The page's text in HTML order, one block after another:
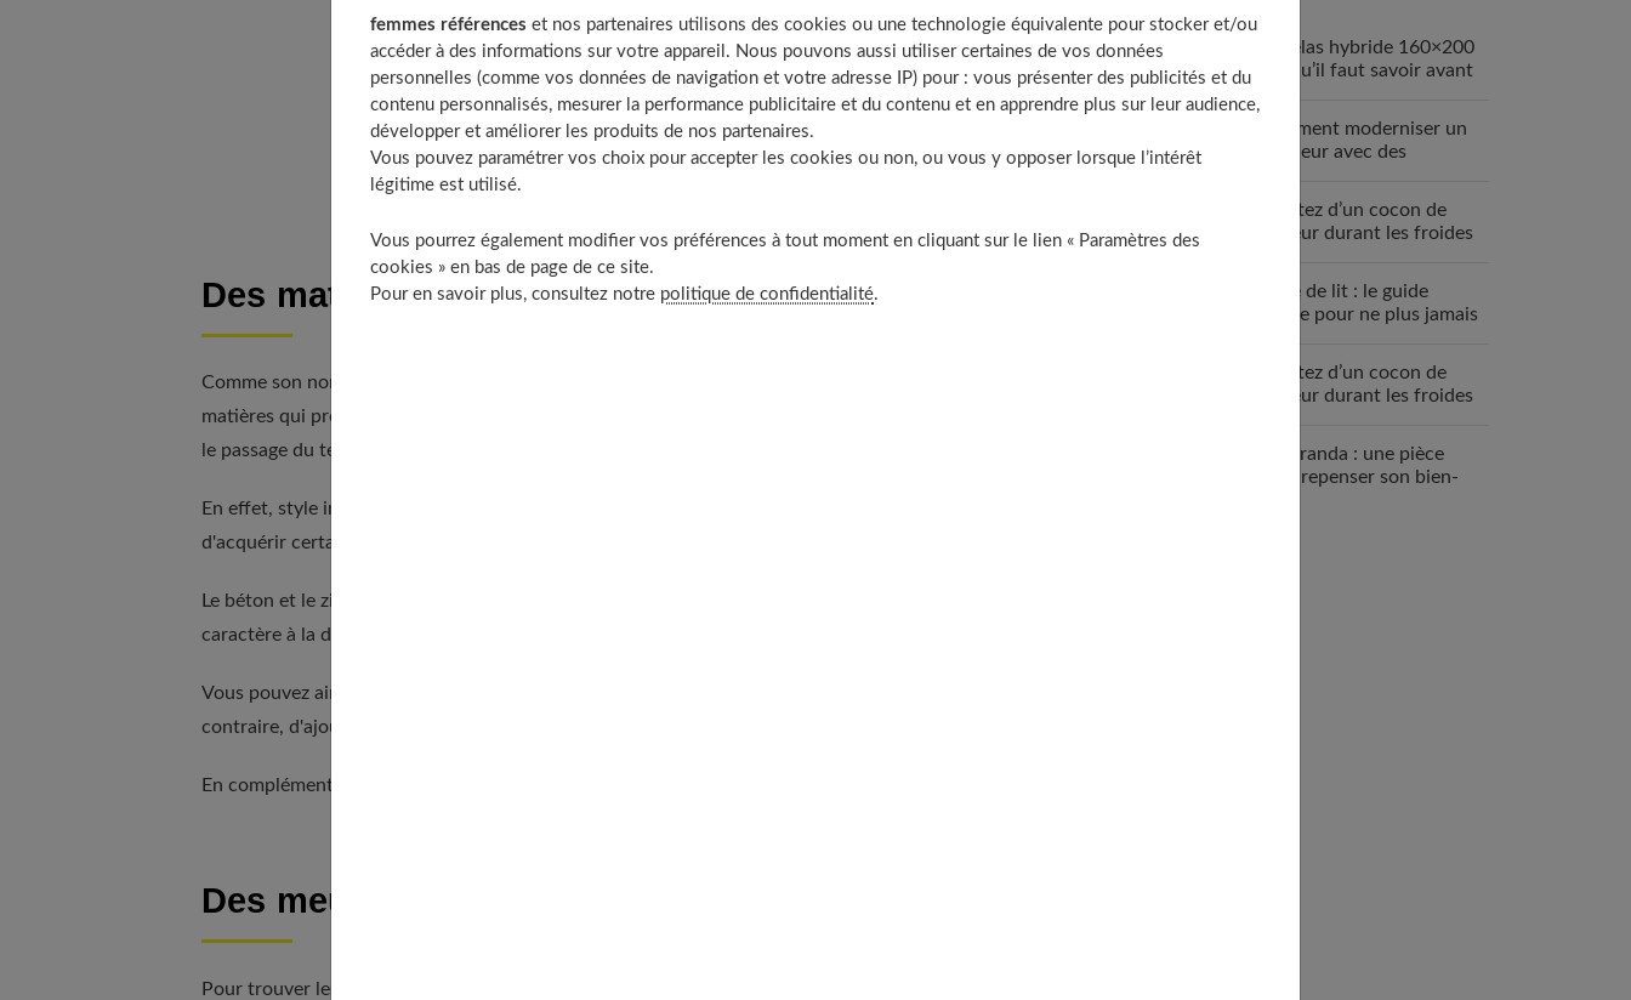
Des matières brutes et solides
Des meubles robustes et fonctionnels
Pensez aux revêtements
L’organisation de l’espace
Le style industriel c’est aussi les accessoires
Des matières brutes et solides
Comme son nom l'indique, le style industriel est dérivé du monde de l'usine. Dans cet univers, les
matières qui prévalent sont le bois et le fer, polis de préférence. Il s'agit de matériaux bruts, patinés par
le passage du temps.
En effet, style industriel et esprit vintage font bon ménage. Il est donc préférable, si vous le pouvez,
d'acquérir certains meubles chez un brocanteur. Sinon il est toujours possible de les vieillir.
Le béton et le zinc peuvent s'ajouter à cette liste de matériaux bruts et solides, qui donnent tout son
caractère à la déco d'un salon industriel. Dans le style industriel, les matières sont volontiers associées.
Vous pouvez ainsi combiner le bois et le métal, comme le fer et le béton. Mais rien ne vous empêche, au
contraire, d'ajouter quelques touches de cuir ou de feutrine à l'ensemble.
En complément, notre article sur
Des meubles robustes et fonctionnels
Pour trouver les meubles qui conviennent, il vaut mieux faire confiance à des spécialistes du mobilier
Matelas hybride 160×200
: ce qu’il faut savoir avant
Comment moderniser un
intérieur avec des
Profitez d’un cocon de
chaleur durant les froides
Linge de lit : le guide
ultime pour ne plus jamais
Profitez d’un cocon de
chaleur durant les froides
La véranda : une pièce
pour repenser son bien-
femmes références et nos partenaires utilisons des cookies ou une technologie équivalente pour stocker et/ou
accéder à des informations sur votre appareil. Nous pouvons aussi utiliser certaines de vos données
personnelles (comme vos données de navigation et votre adresse IP) pour : vous présenter des publicités et du
contenu personnalisés, mesurer la performance publicitaire et du contenu et en apprendre plus sur leur audience,
développer et améliorer les produits de nos partenaires.
Vous pouvez paramétrer vos choix pour accepter les cookies ou non, ou vous y opposer lorsque l’intérêt
légitime est utilisé.
Vous pourrez également modifier vos préférences à tout moment en cliquant sur le lien « Paramètres des
cookies » en bas de page de ce site.
Pour en savoir plus, consultez notre politique de confidentialité.